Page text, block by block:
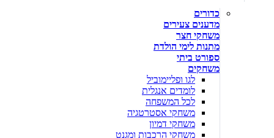
כדורים
מדענים צעירים
משחקי חצר
מתנות לימי הולדת
ספורט ביתי
משחקים
לגו ופליימוביל
לומדים אנגלית
לכל המשפחה
משחקי אסטרטגיה
משחקי דמיון
משחקי הרכבות ומגנט